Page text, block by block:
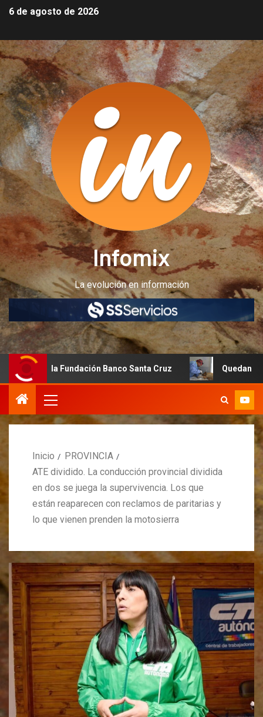
6 de agosto de 2026
Infomix
La evolución en información
Banco Santa Cruz Quedan últimos cupos
Inicio
PROVINCIA
ATE dividido. La conducción provincial dividida
en dos se juega la supervivencia. Los que
están reaparecen con reclamos de paritarias y
lo que vienen prenden la motosierra